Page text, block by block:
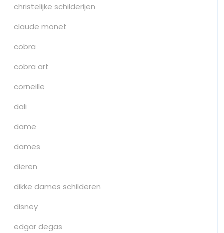
christelijke schilderijen
claude monet
cobra
cobra art
corneille
dali
dame
dames
dieren
dikke dames schilderen
disney
edgar degas